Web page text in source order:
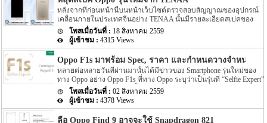
ของตัวเครื่องอยู่ที่ 1.5GHz หน้าจอแสดงผลของตัวเครื่องจะมีขนาดอยู่
ที่ 5.5 นิ้ว โดยจะแสดงผลเป็นแบบ HD display […]
ระบุรายละเอียด Spec ของตัวเครื่องออกมามากเท่าไร แต่ล่าสุดนี้นั้น
กลับมีความคืบหน้าของ Oppo R9S ออกมาให้เหล่าแฟนๆ นั้นตื่นเต้น
กันอีกครั้ง สำหรับรายละเอียดความคืบหน้าล่าสุดของ Smartphone รุ่น
ใหม่ของทาง Oppo อย่างรุ่น Oppo R9S นี้นั้น โดยทาง Oppo นั้นได้
ปล่อยรูป teaser สำหรับเปิดตัว Smartphone รุ่นใหม่อย่าง Oppo R9S
ออกมาแล้ว โดยกำหนดเปิดตัว Oppo R9S รุ่นใหม่นี้นั้นตามราย
ละเอียดจากข่าวได้ระบุว่ากำหนดเปิดตัวจะมีขึ้นภายในวันที่ 12
กันยายนที่จะถึงนี้ ในส่วนรายละเอียด Spec ภายในตัวเครื่องของ
Smartphone รุ่นใหม่ของทาง Oppo […]
หลังจากที่ก่อนหน้านี้บนหน้าเว็บไซต์ตรวจสอบสัญญาณของอุปกรณ์
เคลื่อนภายในประเทศจีนอย่าง TENAA นั้นมีรายละเอียดสเปคของ
Smartphone รุ่นใหม่ๆ ของแต่ละค่ายออกมาให้เหล่าแฟนๆ แต่ละค่าย
นั้นได้ทราบรายละเอียดกันไปแล้วหลายต่อหลายค่ายผู้ผลิตกันไปแล้ว
โดยล่าสุดนั้นบนหน้าเว็บไซต์ตรวจสอบสัญญาณของอุปกรณ์เคลื่อน
ภายในประเทศจีนอย่าง TENAA นั้นกลับมีรายละเอียดของ
Smartphone รุ่นใหม่ของทางค่ายผู้ผลิตอย่าง Oppo นั้นออกมาอีกครั้ง
สำหรับรายละเอียดของ Smartphone รุ่นใหม่ของทางค่ายผู้ผลิตอย่าง
Oppo ที่ถูกเปิดเผยผ่านทางหน้าเว็บไซต์ TENAA นั้นตามรายละเอียด
ของข่าวไม่ได้ระบุชื่อรุ่นดังกล่าวนั้นออกมาอย่างแน่ชัดนัก โดยระบุ
เพียงชื่อว่า Oppo R9km แต่คาดว่าน่าจะเป็นรุ่น Oppo R9S โดยก่อน
หน้านี้ไม่นานนั้นก็มีข่าวของ Oppo R9S ออกมาแล้ว โดยรายละเอียด
ในตอนนั้นเป็น teaser ของ Oppo R9S นั้นเอง อีกทั้งบนรายละเอียด
18 สิงหาคม 2559
4315 Views
Oppo F1s มาพร้อม Spec, ราคา และกำหนดวางจำหน่ายที่
หลายต่อหลายวันที่ผ่านมานั้นได้มีข่าวของ Smartphone รุ่นใหม่ของ
ทาง Oppo อย่าง Oppo F1s ที่ทาง Oppo ระบุว่าเป็นรุ่นที่ “Selfie Expert”
ออกมาหลายข่าวมาก อีกทั้งยังมีข่าวออกมาอีกว่าทาง Oppo จะเปิด
ตัว Oppo F1s ออกมาที่อินเดียประมาณวันที่ 3 สิงหาคม อีกทั้งยังมีข่าว
ออกมาอีกว่า Oppo F1s จะมาพร้อมกับกล้องหน้าความละเอียดขนาด
16MP พร้อมกับ Feature อย่าง fingerprint reader หลังจากไม่นาน
02 สิงหาคม 2559
4378 Views
ลือ Oppo Find 9 อาจจะใช้ Snapdragon 821